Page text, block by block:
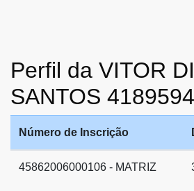
Perfil da VITOR
SANTOS
Número de Inscrição
45862006000106 - MATRIZ